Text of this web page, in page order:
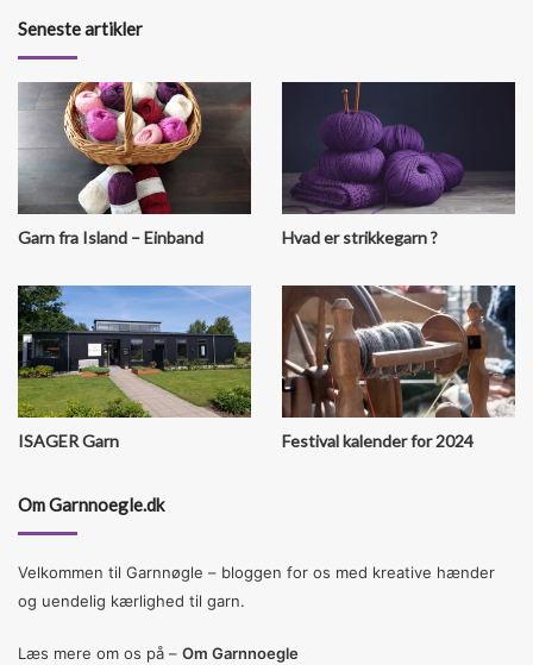
b
e
s
t
a
g
r
a
m
Seneste artikler
Garn fra Island – Einband Hvad er strikkegarn ?
ISAGER Garn Festival kalender for 2024
Om Garnnoegle.dk
Velkommen til Garnnøgle – bloggen for os med kreative hænder
og uendelig kærlighed til garn.
Læs mere om os på – Om Garnnoegle